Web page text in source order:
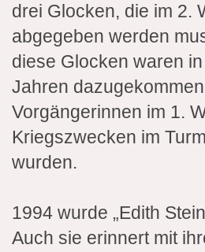
drei Glocken, die im 2.
abgegeben werden
diese Glocken waren
Jahren
Vorgängerinnen im 1.
Kriegszwecken im
wurden.
1994 wurde „Edith
Auch sie erinnert mit